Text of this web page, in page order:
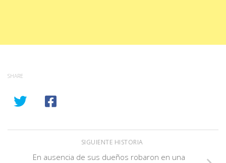
SHARE
SIGUIENTE HISTORIA
En ausencia de sus dueños robaron en una